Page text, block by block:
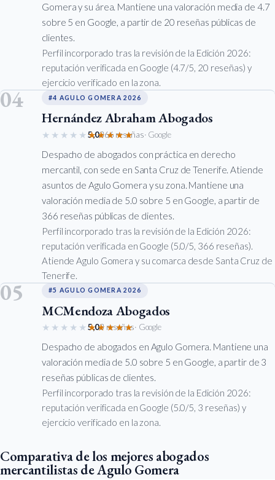
Gomera y su área. Mantiene una valoración media de 4.7
sobre 5 en Google, a partir de 20 reseñas públicas de
clientes.
Perfil incorporado tras la revisión de la Edición 2026:
reputación verificada en Google (4.7/5, 20 reseñas) y
ejercicio verificado en la zona.
04 #4 AGULO GOMERA 2026
Hernández Abraham Abogados
★★★★★★★★★★
5,0366 reseñas· Google
Despacho de abogados con práctica en derecho
mercantil, con sede en Santa Cruz de Tenerife. Atiende
asuntos de Agulo Gomera y su zona. Mantiene una
valoración media de 5.0 sobre 5 en Google, a partir de
366 reseñas públicas de clientes.
Perfil incorporado tras la revisión de la Edición 2026:
reputación verificada en Google (5.0/5, 366 reseñas).
Atiende Agulo Gomera y su comarca desde Santa Cruz de
Tenerife.
05 #5 AGULO GOMERA 2026
MCMendoza Abogados
★★★★★★★★★★
5,03 reseñas· Google
Despacho de abogados en Agulo Gomera. Mantiene una
valoración media de 5.0 sobre 5 en Google, a partir de 3
reseñas públicas de clientes.
Perfil incorporado tras la revisión de la Edición 2026:
reputación verificada en Google (5.0/5, 3 reseñas) y
ejercicio verificado en la zona.
Comparativa de los mejores abogados
mercantilistas de Agulo Gomera